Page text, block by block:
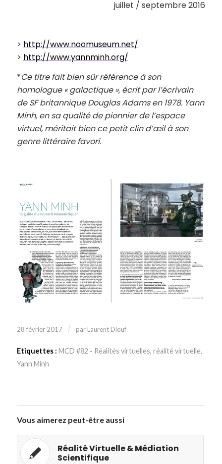
juillet / septembre 2016
> http://www.noomuseum.net/
> http://www.yannminh.org/
*Ce titre fait bien sûr référence à son
homologue « galactique », écrit par l’écrivain
de SF britannique Douglas Adams en 1978. Yann
Minh, en sa qualité de pionnier de l’espace
virtuel, méritait bien ce petit clin d’œil à son
genre littéraire favori.
28 février 2017 / par Laurent Diouf
Etiquettes : MCD #82 - Réalités virtuelles, réalité virtuelle,
Yann Minh
Vous aimerez peut-être aussi
Réalité Virtuelle & Médiation
Scientifique